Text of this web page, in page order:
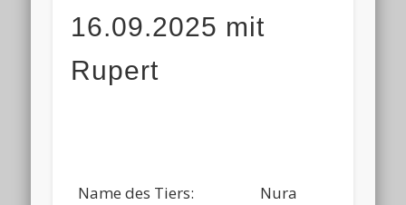
16.09.2025 mit
Rupert
Name des Tiers:
Nura